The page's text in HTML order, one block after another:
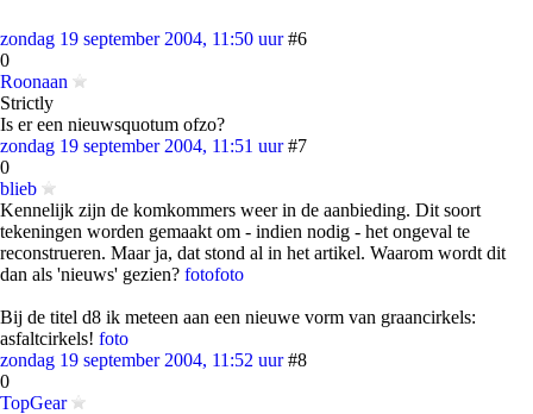
zondag 19 september 2004, 11:50 uur #6
0
Roonaan
Strictly
Is er een nieuwsquotum ofzo?
zondag 19 september 2004, 11:51 uur #7
0
blieb
Kennelijk zijn de komkommers weer in de aanbieding. Dit soort
tekeningen worden gemaakt om - indien nodig - het ongeval te
reconstrueren. Maar ja, dat stond al in het artikel. Waarom wordt dit
dan als 'nieuws' gezien? fotofoto
Bij de titel d8 ik meteen aan een nieuwe vorm van graancirkels:
asfaltcirkels! foto
zondag 19 september 2004, 11:52 uur #8
0
TopGear